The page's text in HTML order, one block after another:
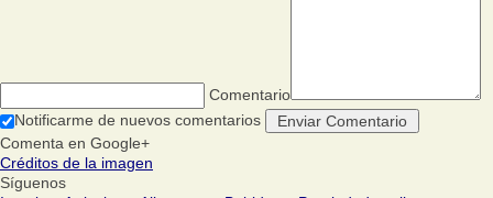
Comentario
Notificarme de nuevos comentarios
Comenta en Google+
Créditos de la imagen
Síguenos